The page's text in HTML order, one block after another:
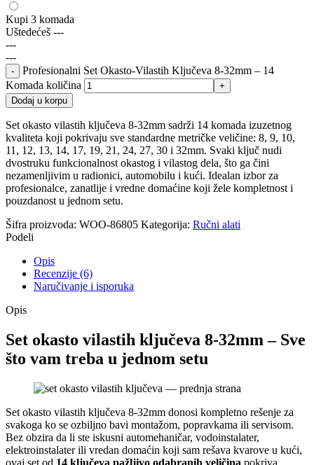
Kupi 3 komada
Uštedećeš ---
---
---
Profesionalni Set Okasto-Vilastih Ključeva 8-32mm – 14
Komada količina
Dodaj u korpu
Set okasto vilastih ključeva 8-32mm sadrži 14 komada izuzetnog
kvaliteta koji pokrivaju sve standardne metričke veličine: 8, 9, 10,
11, 12, 13, 14, 17, 19, 21, 24, 27, 30 i 32mm. Svaki ključ nudi
dvostruku funkcionalnost okastog i vilastog dela, što ga čini
nezamenljivim u radionici, automobilu i kući. Idealan izbor za
profesionalce, zanatlije i vredne domaćine koji žele kompletnost i
pouzdanost u jednom setu.
Šifra proizvoda: WOO-86805 Kategorija: Ručni alati
Podeli
Opis
Recenzije (6)
Naručivanje i isporuka
Opis
Set okasto vilastih ključeva 8-32mm – Sve
što vam treba u jednom setu
Set okasto vilastih ključeva 8-32mm donosi kompletno rešenje za
svakoga ko se ozbiljno bavi montažom, popravkama ili servisom.
Bez obzira da li ste iskusni automehaničar, vodoinstalater,
elektroinstalater ili vredan domaćin koji sam rešava kvarove u kući,